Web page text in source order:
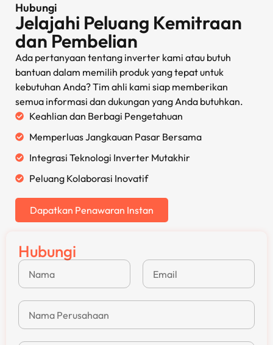
Hubungi
Jelajahi Peluang Kemitraan
dan Pembelian
Ada pertanyaan tentang inverter kami atau butuh
bantuan dalam memilih produk yang tepat untuk
kebutuhan Anda? Tim ahli kami siap memberikan
semua informasi dan dukungan yang Anda butuhkan.
Keahlian dan Berbagi Pengetahuan
Memperluas Jangkauan Pasar Bersama
Integrasi Teknologi Inverter Mutakhir
Peluang Kolaborasi Inovatif
Dapatkan Penawaran Instan
Hubungi